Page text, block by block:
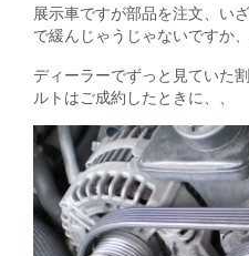
展示車ですが部品を注文、い
で緩んじゃうじゃないですか、
ディーラーでずっと見ていた
ルトはご成約したときに、、